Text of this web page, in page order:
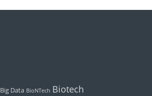
Big Data BioNTech Biotech